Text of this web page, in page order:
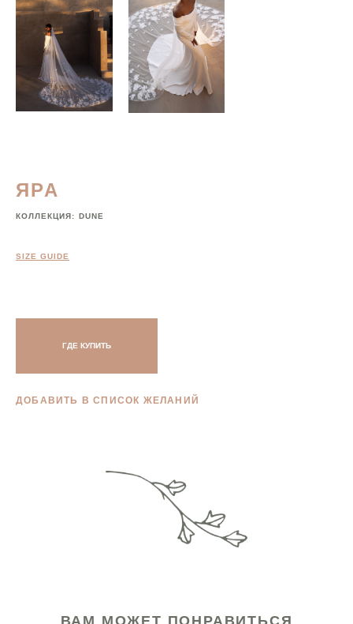
ЯРА
КОЛЛЕКЦИЯ: DUNE
SIZE GUIDE
ГДЕ КУПИТЬ
ДОБАВИТЬ В СПИСОК ЖЕЛАНИЙ
ВАМ МОЖЕТ ПОНРАВИТЬСЯ